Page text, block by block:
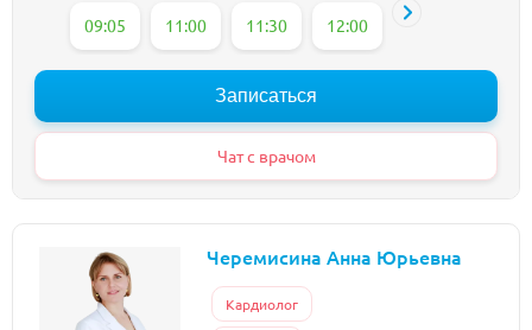
09:05 11:00 11:30 12:00 12:30
Записаться
Чат с врачом
Черемисина Анна Юрьевна
Кардиолог